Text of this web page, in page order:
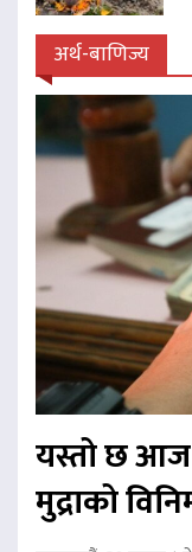
अर्थ-बाणिज्य
यस्तो छ आज
मुद्राको